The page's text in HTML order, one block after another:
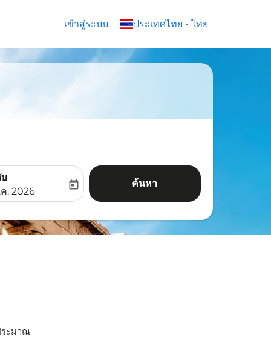
เข้าสู่ระบบ ประเทศไทย - ไทย
keyboard_arrow_down
labelreturn-date-aria-label
. 2026
today ค้นหา
ะมาณ